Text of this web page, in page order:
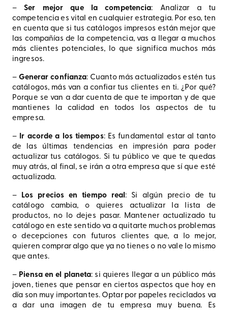
–Ser mejor que la competencia: Analizar a tu
competencia es vital en cualquier estrategia. Por eso, ten
en cuenta que si tus catálogos impresos están mejor que
las compañías de la competencia, vas a llegar a muchos
más clientes potenciales, lo que significa muchos más
ingresos.
– Generar confianza: Cuanto más actualizados estén tus
catálogos, más van a confiar tus clientes en ti. ¿Por qué?
Porque se van a dar cuenta de que te importan y de que
mantienes la calidad en todos los aspectos de tu
empresa.
– Ir acorde a los tiempos: Es fundamental estar al tanto
de las últimas tendencias en impresión para poder
actualizar tus catálogos. Si tu público ve que te quedas
muy atrás, al final, se irán a otra empresa que sí que esté
actualizada.
– Los precios en tiempo real: Si algún precio de tu
catálogo cambia, o quieres actualizar la lista de
productos, no lo dejes pasar. Mantener actualizado tu
catálogo en este sentido va a quitarte muchos problemas
o decepciones con futuros clientes que, a lo mejor,
quieren comprar algo que ya no tienes o no vale lo mismo
que antes.
– Piensa en el planeta: si quieres llegar a un público más
joven, tienes que pensar en ciertos aspectos que hoy en
día son muy importantes. Optar por papeles reciclados va
a dar una imagen de tu empresa muy buena. Es